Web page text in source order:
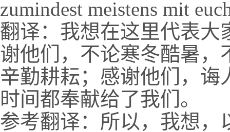
zumindest meistens mit
翻译：我想在这里代表大
谢他们，不论寒冬酷暑，
辛勤耕耘；感谢他们，
时间都奉献给了我们。
参考翻译：所以，我想，